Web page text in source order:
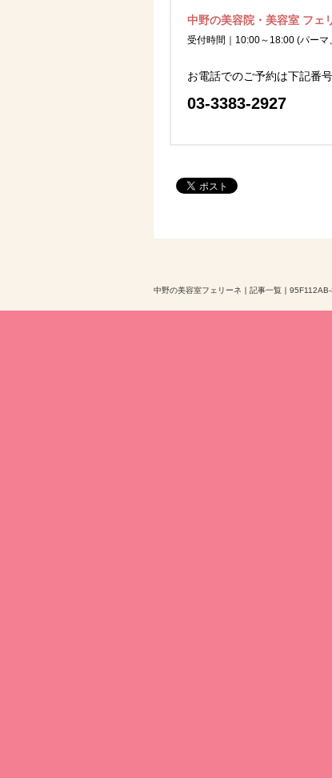
中野の美容院・美容室 フェ
受付時間｜10:00～18:00 (パーマ
お電話でのご予約は下記番
03-3383-2927
中野の美容室フェリーネ ｜ 記事一覧 ｜